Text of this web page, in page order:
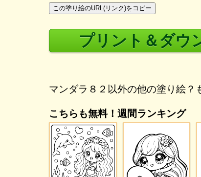
この塗り絵のURL(リンク)をコピー
プリント＆ダウ
マンダラ８２以外の他の塗り絵？
こちらも無料！週間ランキング